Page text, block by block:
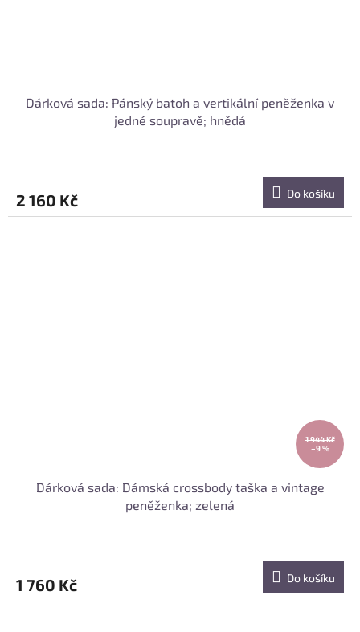
Dárková sada: Pánský batoh a vertikální peněženka v
jedné soupravě; hnědá
2 160 Kč Do košíku
1 944 Kč
–9 %
Dárková sada: Dámská crossbody taška a vintage
peněženka; zelená
1 760 Kč Do košíku